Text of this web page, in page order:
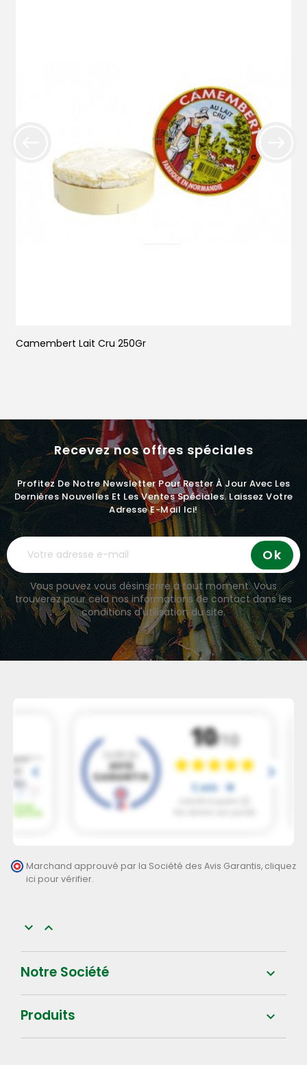
Camembert Lait Cru 250Gr
Recevez nos offres spéciales
Profitez De Notre Newsletter Pour Rester À Jour Avec Les
Dernières Nouvelles Et Les Ventes Spéciales. Laissez Votre
Adresse E-Mail Ici!
Vous pouvez vous désinscrire à tout moment. Vous
trouverez pour cela nos informations de contact dans les
conditions d'utilisation du site.
Marchand approuvé par la Société des Avis Garantis, cliquez
ici pour vérifier.
 
Notre Société 
Produits 